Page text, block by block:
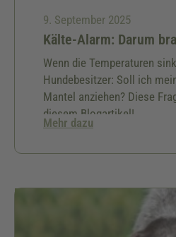
9. September 2025
Wenn die Temperaturen
Hundebesitzer: Soll ich
Mantel anziehen? Diese
diesem Blogartikel!
Mehr dazu